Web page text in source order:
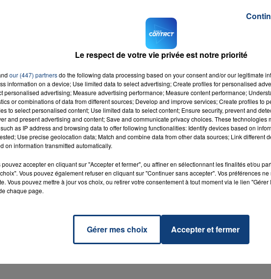
Contact FM sur
Le respect de votre vie privée est notre priorité
our (447) partnersdo the following data processing based on your consent and/or our legitimate
information on a device; Use limited data to select advertising; Create profiles for personalised
personalised advertising; Measure advertising performance; Measure content performance;
or combinations of data from different sources; Develop and improve services; Create profiles to
to select personalised content; Use limited data to select content; Ensure security, prevent and
and present advertising and content; Save and communicate privacy choices. These technologies
as IP address and browsing data to offer following functionalities: Identify devices based on
Use precise geolocation data; Match and combine data from other data sources; Link different
on information transmitted automatically.
pouvez accepter en cliquant sur "Accepter et fermer", ou affiner en sélectionnant les finalités et/ou
Vous pouvez également refuser en cliquant sur "Continuer sans accepter". Vos préférences
Vous pouvez mettre à jour vos choix, ou retirer votre consentement à tout moment via le lien
chaque page.
Gérer mes choix Accepter et fermer